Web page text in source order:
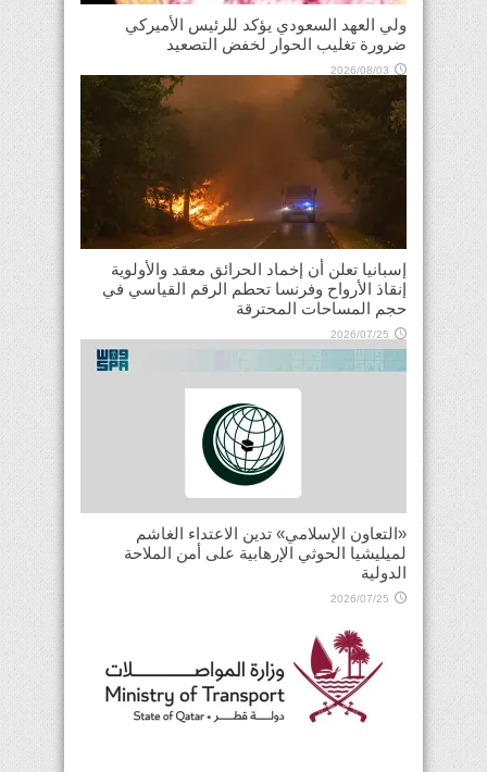
ولي العهد السعودي يؤكد للرئيس الأميركي
ضرورة تغليب الحوار لخفض التصعيد
2026/08/03
إسبانيا تعلن أن إخماد الحرائق معقد والأولوية
إنقاذ الأرواح وفرنسا تحطم الرقم القياسي في
حجم المساحات المحترقة
2026/07/25
«التعاون الإسلامي» تدين الاعتداء الغاشم
لميليشيا الحوثي الإرهابية على أمن الملاحة
الدولية
2026/07/25